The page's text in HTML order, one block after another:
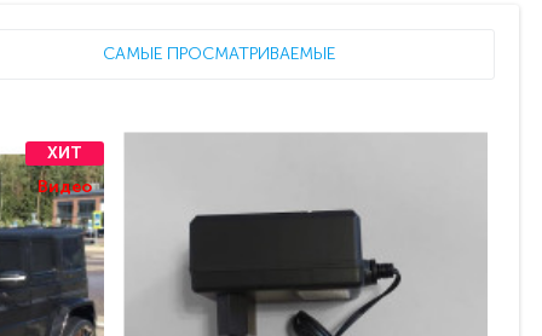
САМЫЕ ПРОСМАТРИВАЕМЫЕ
ХИТ
Видео